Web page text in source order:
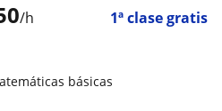
/h 1ª clase gratis
básicas